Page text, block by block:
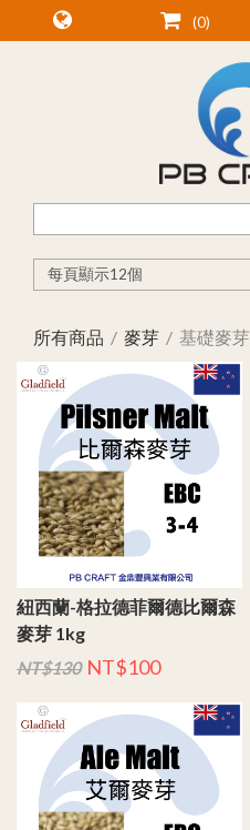
所有商品 麥芽 基礎麥芽
紐西蘭-格拉德菲爾德比爾森
麥芽 1kg
NT$130 NT$100
0